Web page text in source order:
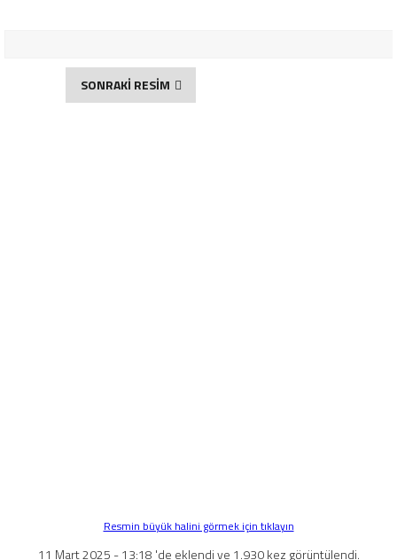
SONRAKİ RESİM
Resmin büyük halini görmek için tıklayın
11 Mart 2025 - 13:18 'de eklendi ve 1.930 kez görüntülendi.